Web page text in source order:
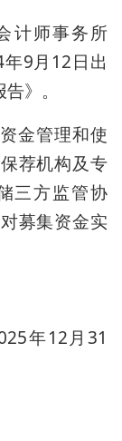
计师事务所
年9月12日出
》。
金管理和使
荐机构及专
三方监管协
募集资金实
年12月31